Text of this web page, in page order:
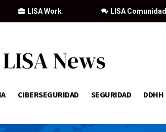
LISA Comunidad
LISA Work
CIBERSEGURIDAD SEGURIDAD DDHH